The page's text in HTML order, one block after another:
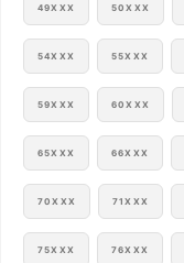
49XXX 50XXX
54XXX 55XXX
59XXX 60XXX
65XXX 66XXX
70XXX 71XXX
75XXX 76XXX